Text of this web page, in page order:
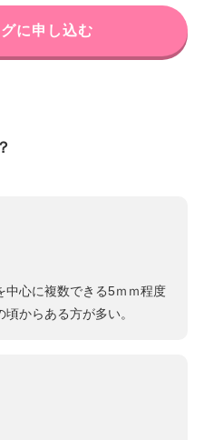
に申し込む
中心に複数できる5ｍｍ程度
からある方が多い。